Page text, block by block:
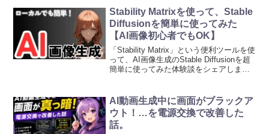
できるかどうかの判断基準がわかりま
す。...
Stability Matrixを使って、Stable
Diffusionを簡単に使ってみた
【AI画像初心者でもOK】
「Stability Matrix」という便利ツールを使
って、AI画像生成のStable Diffusionを超
簡単に使ってみた体験談をシェアしま
AI動画生成中に画面がブラックア
ウト！…を電源交換で改善した
話。